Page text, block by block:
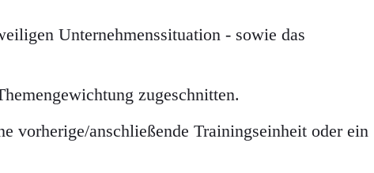
Unternehmenssituation - sowie das
zugeschnitten.
vorherige/anschließende Trainingseinheit oder ein